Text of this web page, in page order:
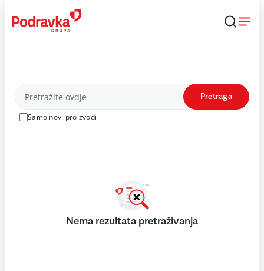
content
Proizvodi
Samo novi proizvodi
Pretraga
Nema rezultata pretraživanja